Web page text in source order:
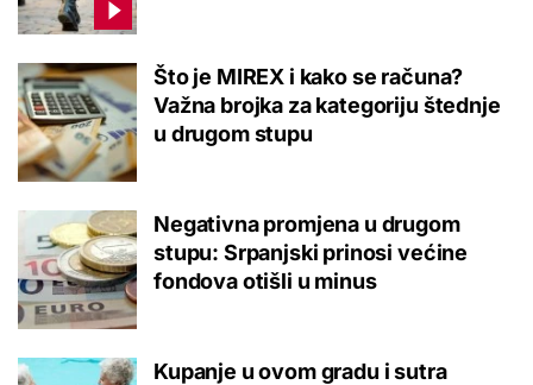
Što je MIREX i kako se računa?
Važna brojka za kategoriju štednje
u drugom stupu
Negativna promjena u drugom
stupu: Srpanjski prinosi većine
fondova otišli u minus
Kupanje u ovom gradu i sutra